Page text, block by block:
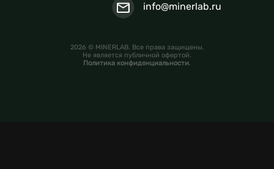
info@minerlab.ru
2026 © MINERLAB. Все права защищены.
Не является публичной офертой.
Политика конфиденциальности.